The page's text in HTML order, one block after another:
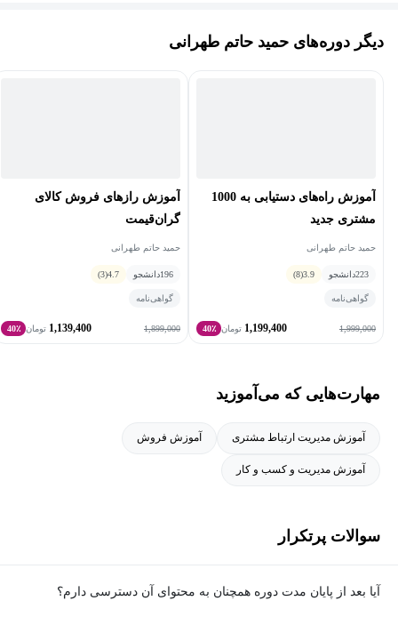
ایشان میتوانید آن را تهیه کنید.
دیگر دوره‌های حمید حاتم طهرانی
آموزش راه‌های دستیابی به 1000
مشتری جدید
حمید حاتم طهرانی
223دانشجو 3.9
(8)
گواهی‌نامه
1,999,000
1,199,400 تومان 40٪
آموزش رازهای فروش کالای
گران‌قیمت
حمید حاتم طهرانی
196دانشجو 4.7
(3)
گواهی‌نامه
1,899,000
1,139,400 تومان 40٪
مهارت‌هایی که می‌آموزید
آموزش مدیریت ارتباط مشتری آموزش فروش
آموزش مدیریت و کسب و کار
سوالات پرتکرار
آیا بعد از پایان مدت دوره همچنان به محتوای آن دسترسی دارم؟